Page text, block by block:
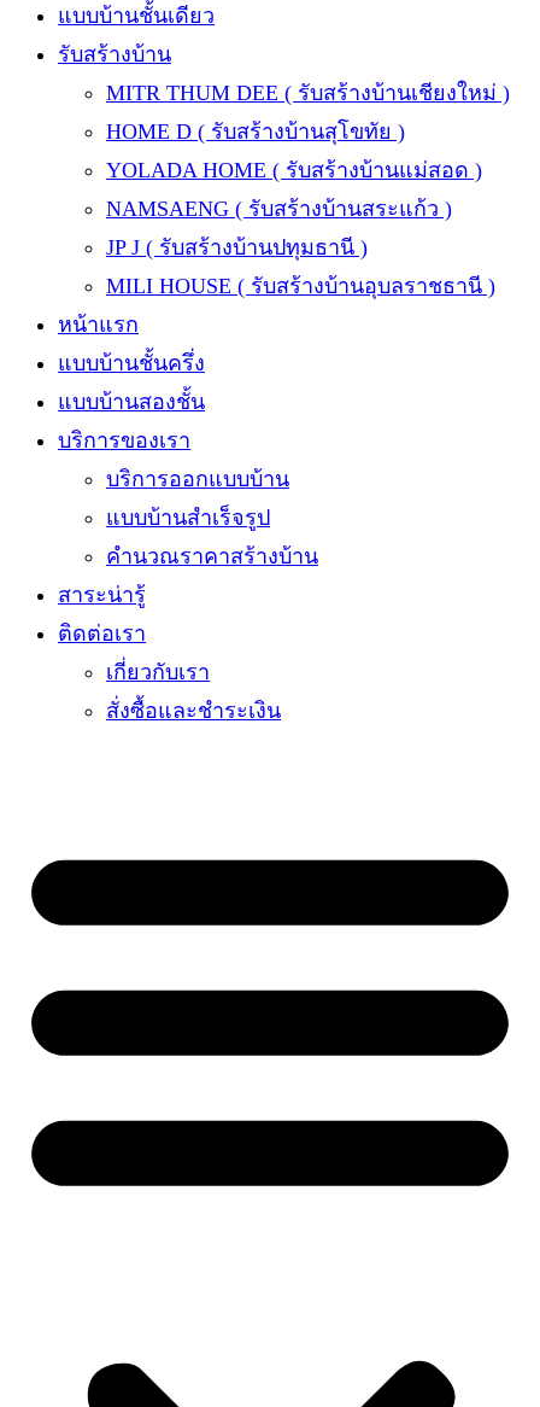
แบบบ้านชั้นเดียว
รับสร้างบ้าน
MITR THUM DEE ( รับสร้างบ้านเชียงใหม่ )
HOME D ( รับสร้างบ้านสุโขทัย )
YOLADA HOME ( รับสร้างบ้านแม่สอด )
NAMSAENG ( รับสร้างบ้านสระแก้ว )
JP J ( รับสร้างบ้านปทุมธานี )
MILI HOUSE ( รับสร้างบ้านอุบลราชธานี )
หน้าแรก
แบบบ้านชั้นครึ่ง
แบบบ้านสองชั้น
บริการของเรา
บริการออกแบบบ้าน
แบบบ้านสำเร็จรูป
คำนวณราคาสร้างบ้าน
สาระน่ารู้
ติดต่อเรา
เกี่ยวกับเรา
สั่งซื้อและชำระเงิน